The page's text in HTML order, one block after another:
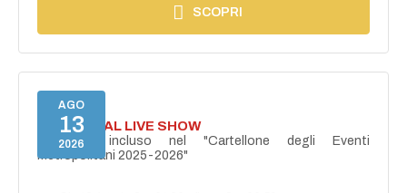
SCOPRI
AGO
13
2026
I PERSONAL LIVE SHOW
Progetto incluso nel "Cartellone degli Eventi
Metropolitani 2025-2026"